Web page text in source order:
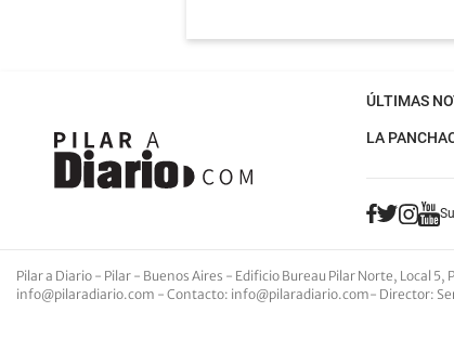
ÚLTIMAS
LA PANCHA
Pilar a Diario - Pilar - Buenos Aires - Edificio Bureau Pilar Norte, Local
info@pilaradiario.com - Contacto: info@pilaradiario.com- Director: